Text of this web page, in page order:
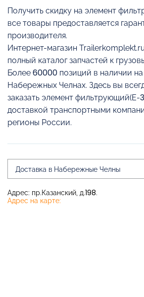
Получить скидку на элемент
все товары предоставляется
производителя.
Интернет-магазин
полный каталог запчастей к
Более 60000 позиций в наличии на
Набережных Челнах. Здесь вы
заказать элемент фильтрующий(Е-
доставкой транспортными
регионы России.
Доставка в Набережные Челны
Адрес: пр.Казанский, д.198.
Адрес на карте: